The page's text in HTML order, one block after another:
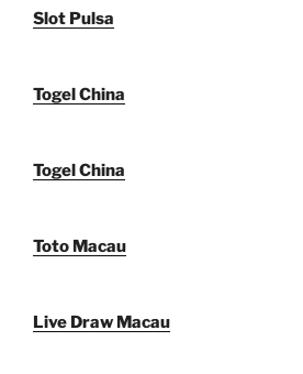
Slot Pulsa
Togel China
Togel China
Toto Macau
Live Draw Macau